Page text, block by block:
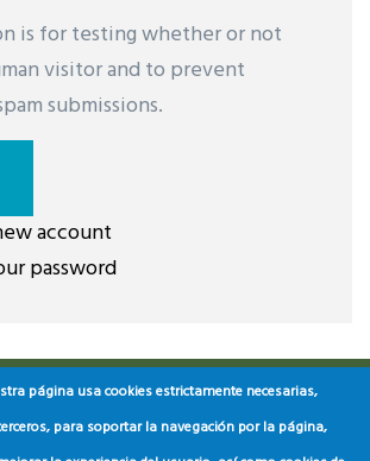
is for testing whether or not
visitor and to prevent
submissions.
account
password
pages printable
página usa cookies estrictamente necesarias,
para soportar la navegación por la página,